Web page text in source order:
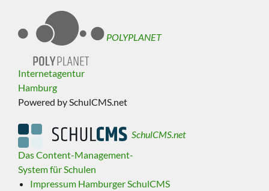
POLYPLANET
Internetagentur
Hamburg
Powered by SchulCMS.net
SchulCMS.net
Das Content-Management-
System für Schulen
Impressum Hamburger SchulCMS